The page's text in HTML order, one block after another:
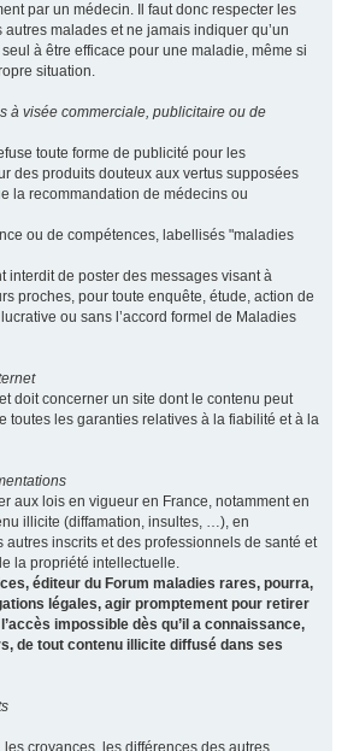
par un médecin. Il faut donc respecter les
malades et ne jamais indiquer qu’un
à être efficace pour une maladie, même si
situation.
à visée commerciale, publicitaire ou de
toute forme de publicité pour les
des produits douteux aux vertus supposées
la recommandation de médecins ou
ou de compétences, labellisés "maladies
interdit de poster des messages visant à
proches, pour toute enquête, étude, action de
ou sans l’accord formel de Maladies
doit concerner un site dont le contenu peut
toutes les garanties relatives à la fiabilité et à la
aux lois en vigueur en France, notamment en
illicite (diffamation, insultes, …), en
autres inscrits et des professionnels de santé et
la propriété intellectuelle.
éditeur du Forum maladies rares, pourra,
légales, agir promptement pour retirer
impossible dès qu’il a connaissance,
de tout contenu illicite diffusé dans ses
croyances, les différences des autres